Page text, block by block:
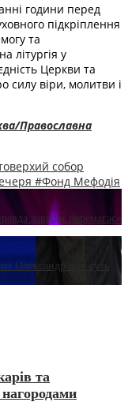
години перед
підкріплення
та
літургія у
Церкви та
силу віри, молитви і
Православна
собор
#Фонд Мефодія
завжди перемагає»
Олександр про суть
та